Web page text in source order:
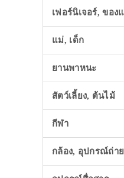
เฟอร์นิเจอร์, ของ
แม่, เด็ก
ยานพาหนะ
สัตว์เลี้ยง, ต้นไม้
กีฬา
กล้อง, อุปกรณ์ถ่า